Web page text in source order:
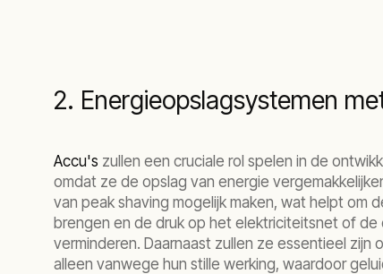
2. Energieopslagsystemen
Accu's zullen een cruciale rol spelen in de
omdat ze de opslag van energie
van peak shaving mogelijk maken, wat helpt om
brengen en de druk op het elektriciteitsnet of
verminderen. Daarnaast zullen ze essentieel zijn
alleen vanwege hun stille werking, waardoor